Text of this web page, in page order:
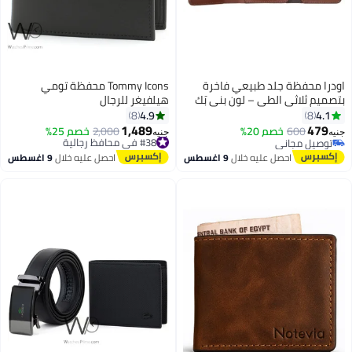
اودرا محفظة جلد طبيعي فاخرة
بتصميم ثلاثي الطي – لون بني بَك
4.1
8
جنيه479
600 خصم 20%
توصيل مجاني
توصيل مجانياحصل عليه خلال9 اغسطس
Tommy Icons محفظة تومي
هيلفيغر للرجال
4.9
8
جنيه1,489
2,000خصم 25% #38 في محافظ رجالية
توصيل مجاني
#38 في محافظ رجالية احصل عليه خلال9 اغسطس